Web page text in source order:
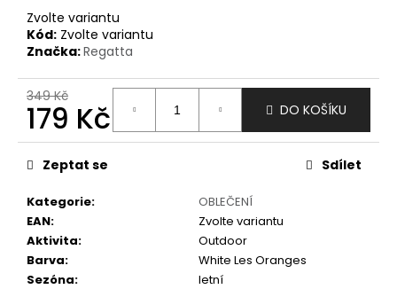
Zvolte variantu
Kód: Zvolte variantu
Značka:Regatta
349 Kč
179 Kč
Měrná
cena:
DO KOŠÍKU
Kategorie:
OBLEČENÍ
EAN:
Zvolte variantu
Aktivita:
Outdoor
Barva:
White Les Oranges
Sezóna:
letní
Zeptat se Sdílet
u
č
u
m
e